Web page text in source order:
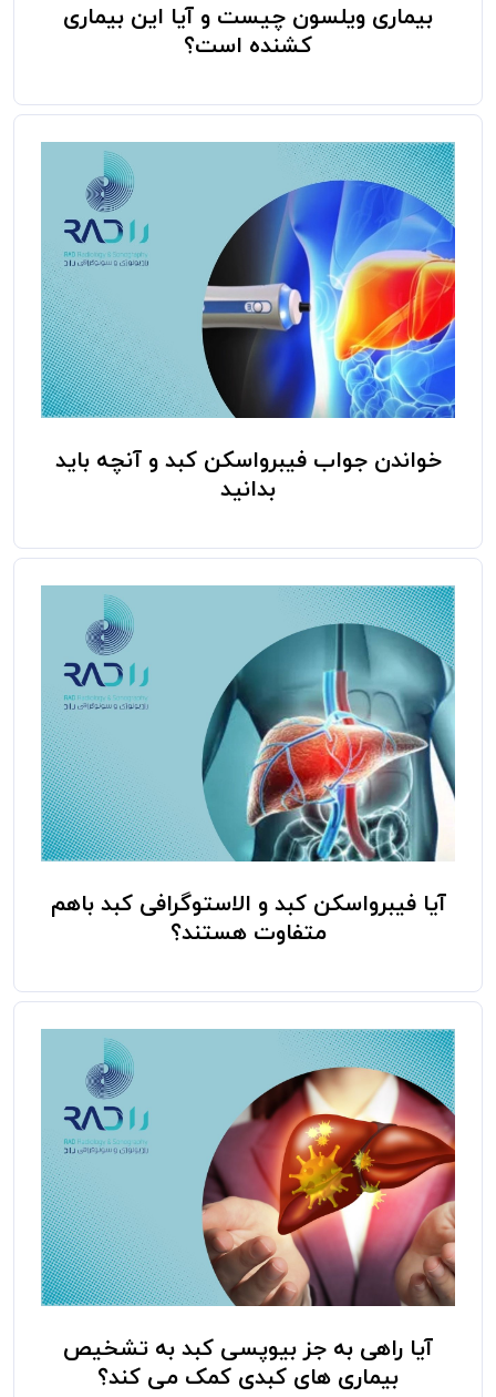
بیماری ویلسون چیست و آیا این بیماری
کشنده است؟
خواندن جواب فیبرواسکن کبد و آنچه باید
بدانید
آیا فیبرواسکن کبد و الاستوگرافی کبد باهم
متفاوت هستند؟
آیا راهی به جز بیوپسی کبد به تشخیص
بیماری های کبدی کمک می کند؟